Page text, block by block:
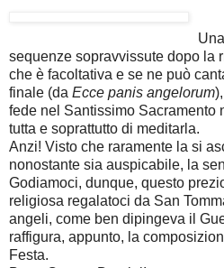
sequenze sopravvissute dopo la
che è facoltativa e se ne può
finale (da Ecce panis angelorum
fede nel Santissimo Sacramento
tutta e soprattutto di meditarla.
Anzi! Visto che raramente la si
nonostante sia auspicabile, la
Godiamoci, dunque, questo
religiosa regalatoci da San
angeli, come ben dipingeva il
raffigura, appunto, la
Festa.